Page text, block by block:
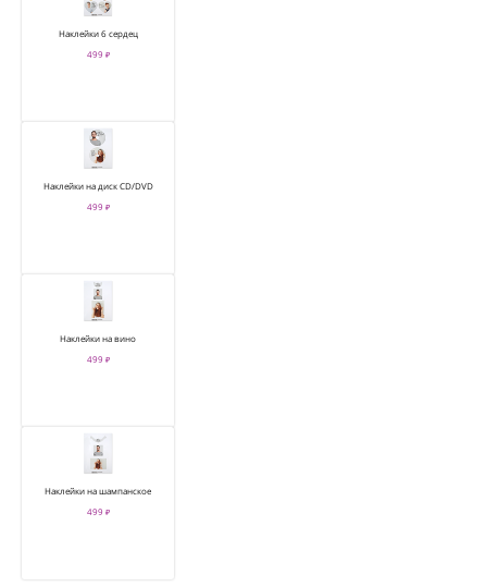
Наклейки 6 сердец
499 ₽
Наклейки на диск CD/DVD
499 ₽
Наклейки на вино
499 ₽
Наклейки на шампанское
499 ₽